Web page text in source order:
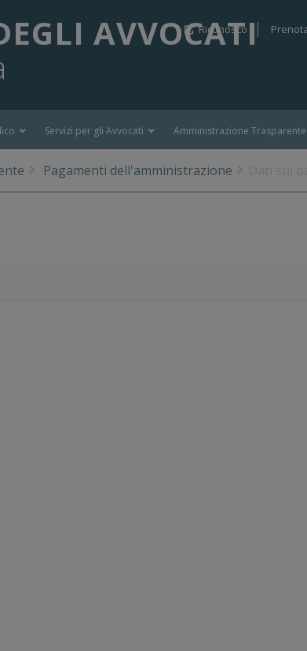
AVVOCATI
Riconosco
Servizi per gli Avvocati Amministrazione Trasparente
Pagamenti dell'amministrazione